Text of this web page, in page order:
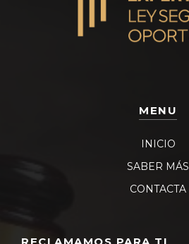
MENU
INICIO
SABER MÁS
CONTACTA